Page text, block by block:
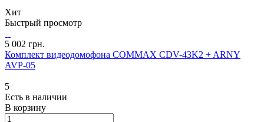
Хит
Быстрый просмотр
5 002 грн.
Комплект видеодомофона COMMAX CDV-43K2 + ARNY
AVP-05
5
Есть в наличии
В корзину